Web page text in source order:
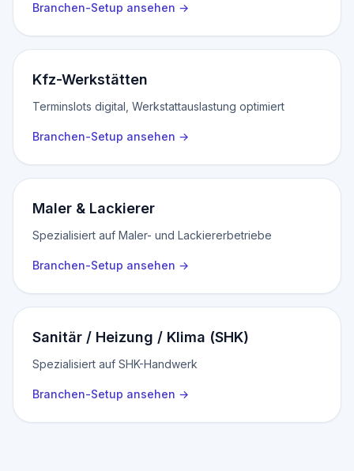
Branchen-Setup ansehen →
Kfz-Werkstätten
Terminslots digital, Werkstattauslastung optimiert
Branchen-Setup ansehen →
Maler & Lackierer
Spezialisiert auf Maler- und Lackiererbetriebe
Branchen-Setup ansehen →
Sanitär / Heizung / Klima (SHK)
Spezialisiert auf SHK-Handwerk
Branchen-Setup ansehen →